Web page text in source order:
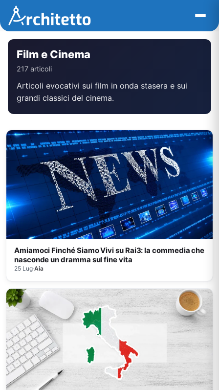
contenuto
Film e Cinema
217 articoli
Articoli evocativi sui film in onda stasera e sui
grandi classici del cinema.
Amiamoci Finché Siamo Vivi su Rai3: la commedia che
nasconde un dramma sul fine vita
25 Lug·Aia